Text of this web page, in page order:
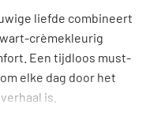
liefde combineert
crèmekleurig
Een tijdloos must-
elke dag door het
is.